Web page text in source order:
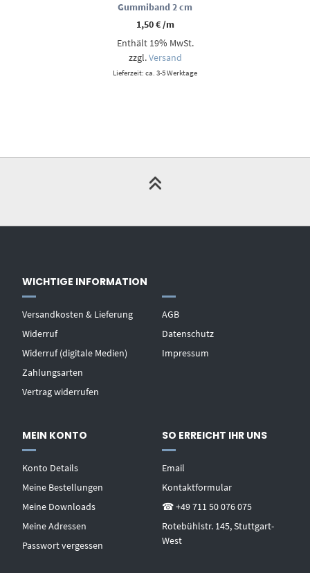
Gummiband 2 cm
1,50€/m
Enthält 19% MwSt.
zzgl.Versand
Lieferzeit: ca. 3-5 Werktage
WICHTIGE INFORMATION
Versandkosten & Lieferung
Widerruf
Widerruf (digitale Medien)
Zahlungsarten
Vertrag widerrufen
AGB
Datenschutz
Impressum
MEIN KONTO
Konto Details
Meine Bestellungen
Meine Downloads
Meine Adressen
Passwort vergessen
SO ERREICHT IHR UNS
Email
Kontaktformular
☎ +49 711 50 076 075
Rotebühlstr. 145, Stuttgart-
West